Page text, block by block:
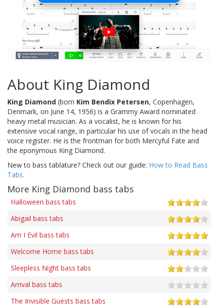
About King Diamond
King Diamond (born Kim Bendix Petersen, Copenhagen,
Denmark, on June 14, 1956) is a Grammy Award nominated
heavy metal musician. As a vocalist, he is known for his
extensive vocal range, in particular his use of vocals in the head
voice register. He is the frontman for both Mercyful Fate and
the eponymous King Diamond.
New to bass tablature? Check out our guide: How to Read Bass
Tabs.
More King Diamond bass tabs
Halloween bass tabs
Abigail bass tabs
Am I Evil bass tabs
Welcome Home bass tabs
Sleepless Night bass tabs
Arrival bass tabs
The Invisible Guests bass tabs